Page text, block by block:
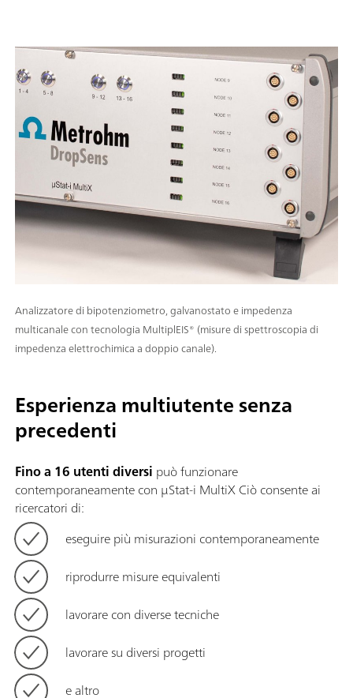
Analizzatore di bipotenziometro, galvanostato e impedenza
multicanale con tecnologia MultiplEIS® (misure di spettroscopia di
impedenza elettrochimica a doppio canale).
Esperienza multiutente senza
precedenti
Fino a 16 utenti diversi può funzionare
contemporaneamente con μStat-i MultiX Ciò consente ai
ricercatori di:
eseguire più misurazioni contemporaneamente
riprodurre misure equivalenti
lavorare con diverse tecniche
lavorare su diversi progetti
e altro